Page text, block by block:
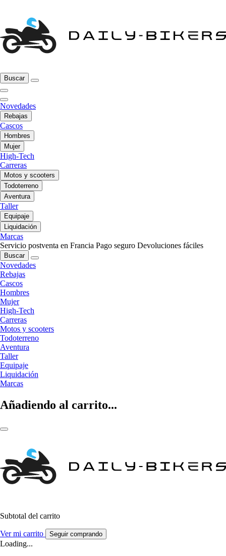
Buscar
Novedades
Rebajas
Cascos
Hombres
Mujer
High-Tech
Carreras
Motos y scooters
Todoterreno
Aventura
Taller
Equipaje
Liquidación
Marcas
Servicio postventa en Francia Pago seguro Devoluciones fáciles
Buscar
Novedades
Rebajas
Cascos
Hombres
Mujer
High-Tech
Carreras
Motos y scooters
Todoterreno
Aventura
Taller
Equipaje
Liquidación
Marcas
Añadiendo al carrito...
Subtotal del carrito
Ver mi carrito Seguir comprando
Loading...